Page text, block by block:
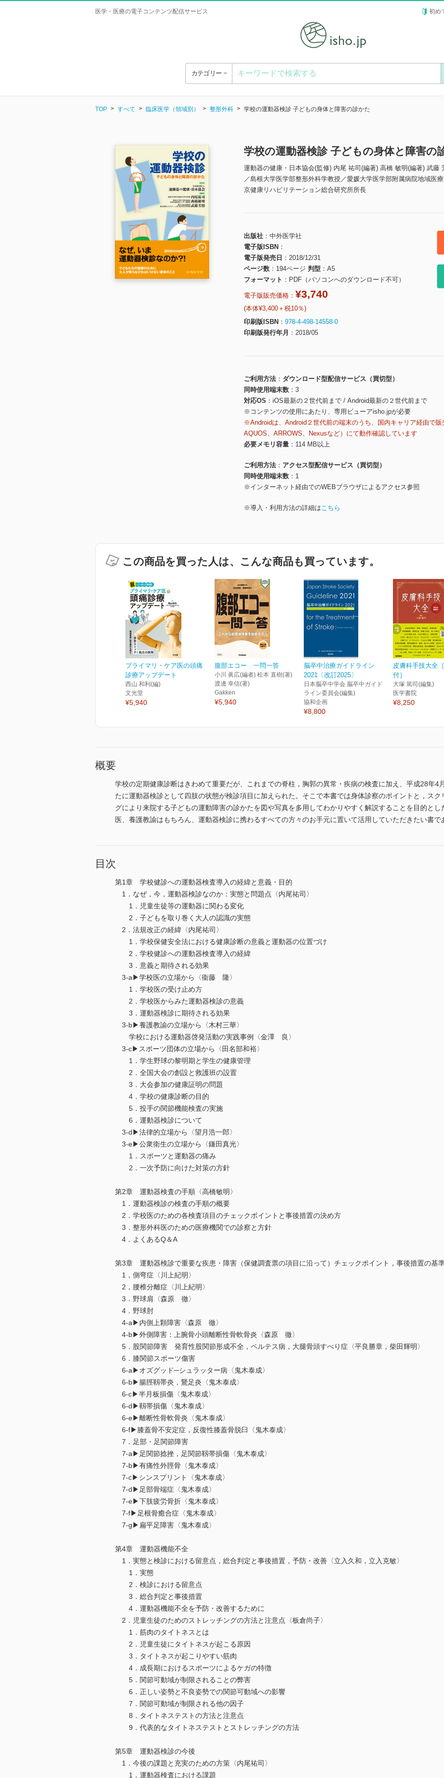
医学・医療の電子コンテンツ配信サービス 初め
カテゴリー
TOP すべて 臨床医学（領域別） 整形外科 学校の運動器検診 子どもの身体と障害の診かた
学校の運動器検診 子どもの身体と障害の
運動器の健康・日本協会(監修) 内尾 祐司(編著) 高橋 敏明(編著) 武藤
／島根大学医学部整形外科学教授／愛媛大学医学部附属病院地域医
京健康リハビリテーション総合研究所所長
出版社
中外医学社
電子版ISBN
電子版発売日
2018/12/31
ページ数
194ページ 判型
A5
フォーマット
PDF（パソコンへのダウンロード不可）
電子版販売価格： ¥3,740
(本体¥3,400＋税10％)
印刷版ISBN
978-4-498-14558-0
印刷版発行年月
2018/05
ご利用方法
ダウンロード型配信サービス（買切型）
同時使用端末数
3
対応OS
iOS最新の２世代前まで / Android最新の２世代前まで
※コンテンツの使用にあたり、専用ビューアisho.jpが必要
※Androidは、Android２世代前の端末のうち、国内キャリア経由で
AQUOS、ARROWS、Nexusなど）にて動作確認しています
必要メモリ容量
114 MB以上
ご利用方法
アクセス型配信サービス（買切型）
同時使用端末数
1
※インターネット経由でのWEBブラウザによるアクセス参照
※導入・利用方法の詳細はこちら
この商品を買った人は、こんな商品も買っています。
プライマリ・ケア医の頭痛
診療アップデート
西山 和利(編)
文光堂
¥5,940
腹部エコー 一問一答
小川 眞広(編者) 松本 直樹(著)
渡邊 幸信(著)
Gakken
¥5,940
脳卒中治療ガイドライン
2021〔改訂2025〕
日本脳卒中学会 脳卒中ガイド
ライン委員会(編集)
協和企画
¥8,800
皮膚科手技大全
付］
大塚 篤司(編集)
医学書院
¥8,250
概要
学校の定期健康診断はきわめて重要だが、これまでの脊柱，胸郭の異常・疾病の検査に加え、平成28年4
たに運動器検診として四肢の状態が検診項目に加えられた。そこで本書では身体診察のポイントと，スク
グにより来院する子どもの運動障害の診かたを図や写真を多用してわかりやすく解説することを目的とし
医、養護教諭はもちろん、運動器検診に携わるすべての方々のお手元に置いて活用していただきたい書で
目次
第1章 学校健診への運動器検査導入の経緯と意義・目的
1．なぜ，今，運動器検診なのか：実態と問題点〈内尾祐司〉
1．児童生徒等の運動器に関わる変化
2．子どもを取り巻く大人の認識の実態
2．法規改正の経緯〈内尾祐司〉
1．学校保健安全法における健康診断の意義と運動器の位置づけ
2．学校健診への運動器検査導入の経緯
3．意義と期待される効果
3-a▶学校医の立場から〈衞藤 隆〉
1．学校医の受け止め方
2．学校医からみた運動器検診の意義
3．運動器検診に期待される効果
3-b▶養護教諭の立場から〈木村三華〉
学校における運動器啓発活動の実践事例〈金澤 良〉
3-c▶スポーツ団体の立場から〈田名部和裕〉
1．学生野球の黎明期と学生の健康管理
2．全国大会の創設と救護班の設置
3．大会参加の健康証明の問題
4．学校の健康診断の目的
5．投手の関節機能検査の実施
6．運動器検診について
3-d▶法律的立場から〈望月浩一郎〉
3-e▶公衆衛生の立場から〈鎌田真光〉
1．スポーツと運動器の痛み
2．一次予防に向けた対策の方針
第2章 運動器検査の手順〈高橋敏明〉
1．運動器検診の検査の手順の概要
2．学校医のための各検査項目のチェックポイントと事後措置の決め方
3．整形外科医のための医療機関での診察と方針
4．よくあるQ＆A
第3章 運動器検診で重要な疾患・障害（保健調査票の項目に沿って）チェックポイント，事後措置の基
1，側弯症〈川上紀明〉
2，腰椎分離症〈川上紀明〉
3．野球肩〈森原 徹〉
4．野球肘
4-a▶内側上顆障害〈森原 徹〉
4-b▶‌外側障害：上腕骨小頭離断性骨軟骨炎〈森原 徹〉
5．股関節障害 発育性股関節形成不全，ペルテス病，大腿骨頭すべり症〈平良勝章，柴田輝明〉
6．膝関節スポーツ傷害
6-a▶‌オズグッド─シュラッター病〈鬼木泰成〉
6-b▶腸脛靱帯炎，鵞足炎〈鬼木泰成〉
6-c▶半月板損傷〈鬼木泰成〉
6-d▶靱帯損傷〈鬼木泰成〉
6-e▶離断性骨軟骨炎〈鬼木泰成〉
6-f▶膝蓋骨不安定症，反復性膝蓋骨脱臼〈鬼木泰成〉
7．足部・足関節障害
7-a▶足関節捻挫，足関節靱帯損傷〈鬼木泰成〉
7-b▶有痛性外脛骨〈鬼木泰成〉
7-c▶シンスプリント〈鬼木泰成〉
7-d▶足部骨端症〈鬼木泰成〉
7-e▶下肢疲労骨折〈鬼木泰成〉
7-f▶足根骨癒合症〈鬼木泰成〉
7-g▶扁平足障害〈鬼木泰成〉
第4章 運動器機能不全
1．実態と検診における留意点，総合判定と事後措置，予防・改善〈立入久和，立入克敏〉
1．実態
2．検診における留意点
3．総合判定と事後措置
4．運動器機能不全を予防・改善するために
2．児童生徒のためのストレッチングの方法と注意点〈板倉尚子〉
1．筋肉のタイトネスとは
2．児童生徒にタイトネスが起こる原因
3．タイトネスが起こりやすい筋肉
4．成長期におけるスポーツによるケガの特徴
5．関節可動域が制限されることの弊害
6．正しい姿勢と不良姿勢での関節可動域への影響
7．関節可動域が制限される他の因子
8．タイトネステストの方法と注意点
9．代表的なタイトネステストとストレッチングの方法
第5章 運動器検診の今後
1．今後の課題と充実のための方策〈内尾祐司〉
1．運動器検査における課題